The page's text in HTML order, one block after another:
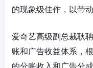
的现象级佳作，以带
爱奇艺高级副总裁耿
账和广告收益体系，
的分账收入和广告分